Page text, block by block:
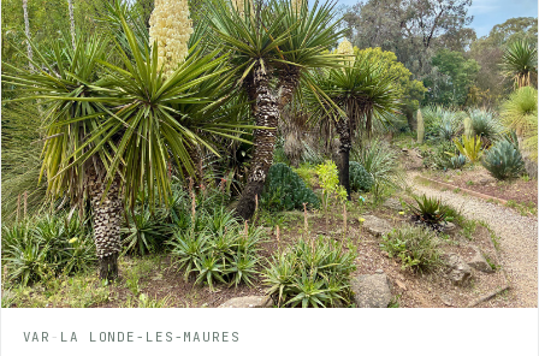
VAR - LA LONDE-LES-MAURES